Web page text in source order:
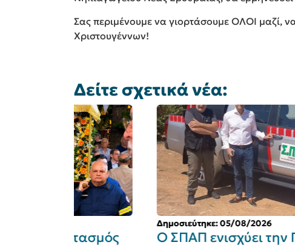
Σας περιμένουμε να γιορτάσουμε OΛΟΙ μαζί,
Χριστουγέννων!
Δείτε σχετικά νέα:
Δημοσιεύτηκε: 05/08/2026
Ο ΣΠΑΠ ενισχύει την Πολιτική